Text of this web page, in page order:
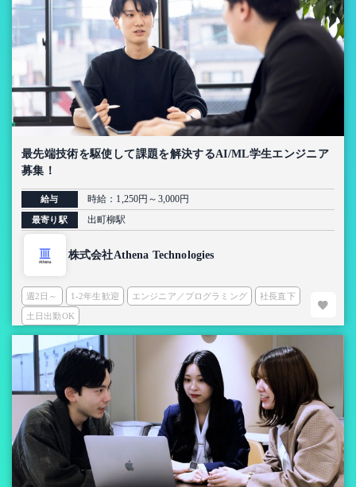
最先端技術を駆使して課題を解決するAI/ML学生エンジニア
募集！
給与 時給：1,250円～3,000円
最寄り駅 出町柳駅
株式会社Athena Technologies
週2日～ 1-2年生歓迎 エンジニア／プログラミング 社長直下
土日出勤OK